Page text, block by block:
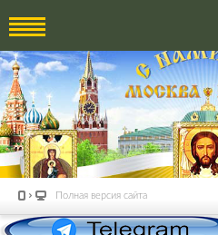
Полная версия сайта